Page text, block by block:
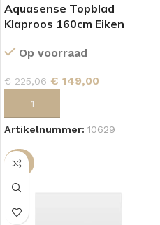
Aquasense Topblad
Klaproos 160cm Eiken
Op voorraad
€225,06 € 149,00
Artikelnummer: 10629
-54%